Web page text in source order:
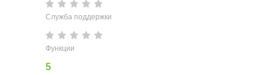
Служба поддержки
Функции
5